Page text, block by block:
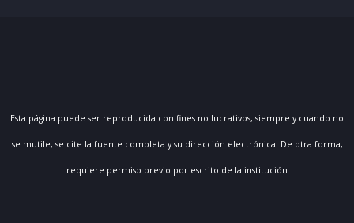
Esta página puede ser reproducida con fines no lucrativos, siempre y cuando no
se mutile, se cite la fuente completa y su dirección electrónica. De otra forma,
requiere permiso previo por escrito de la institución